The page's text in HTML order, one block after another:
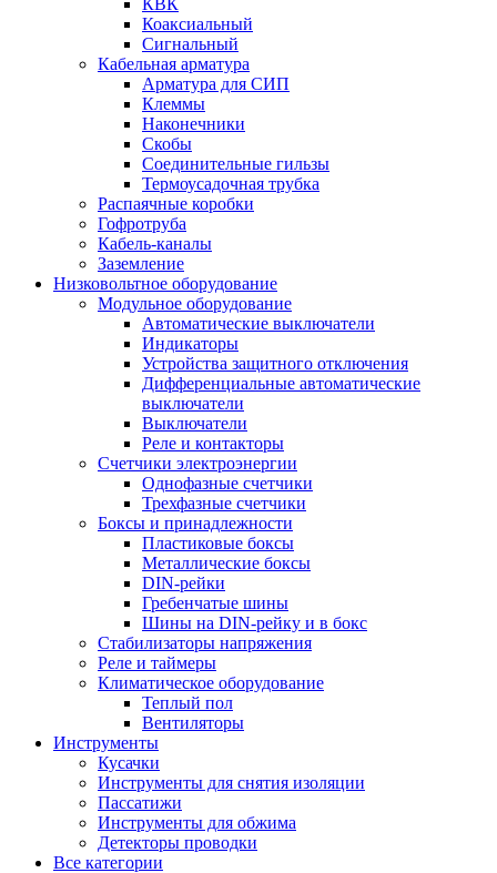
КВК
Коаксиальный
Сигнальный
Кабельная арматура
Арматура для СИП
Клеммы
Наконечники
Скобы
Соединительные гильзы
Термоусадочная трубка
Распаячные коробки
Гофротруба
Кабель-каналы
Заземление
Низковольтное оборудование
Модульное оборудование
Автоматические выключатели
Индикаторы
Устройства защитного отключения
Дифференциальные автоматические
выключатели
Выключатели
Реле и контакторы
Счетчики электроэнергии
Однофазные счетчики
Трехфазные счетчики
Боксы и принадлежности
Пластиковые боксы
Металлические боксы
DIN-рейки
Гребенчатые шины
Шины на DIN-рейку и в бокс
Стабилизаторы напряжения
Реле и таймеры
Климатическое оборудование
Теплый пол
Вентиляторы
Инструменты
Кусачки
Инструменты для снятия изоляции
Пассатижи
Инструменты для обжима
Детекторы проводки
Все категории